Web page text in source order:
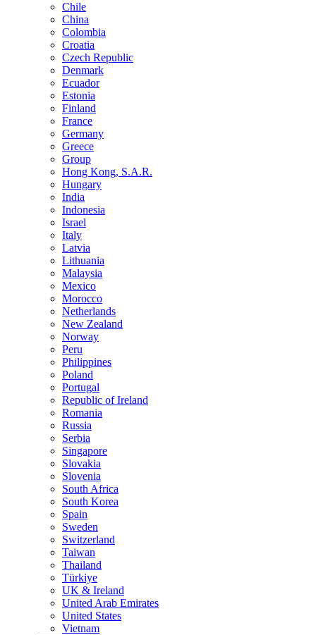
Chile
China
Colombia
Croatia
Czech Republic
Denmark
Ecuador
Estonia
Finland
France
Germany
Greece
Group
Hong Kong, S.A.R.
Hungary
India
Indonesia
Israel
Italy
Latvia
Lithuania
Malaysia
Mexico
Morocco
Netherlands
New Zealand
Norway
Peru
Philippines
Poland
Portugal
Republic of Ireland
Romania
Russia
Serbia
Singapore
Slovakia
Slovenia
South Africa
South Korea
Spain
Sweden
Switzerland
Taiwan
Thailand
Türkiye
UK & Ireland
United Arab Emirates
United States
Vietnam